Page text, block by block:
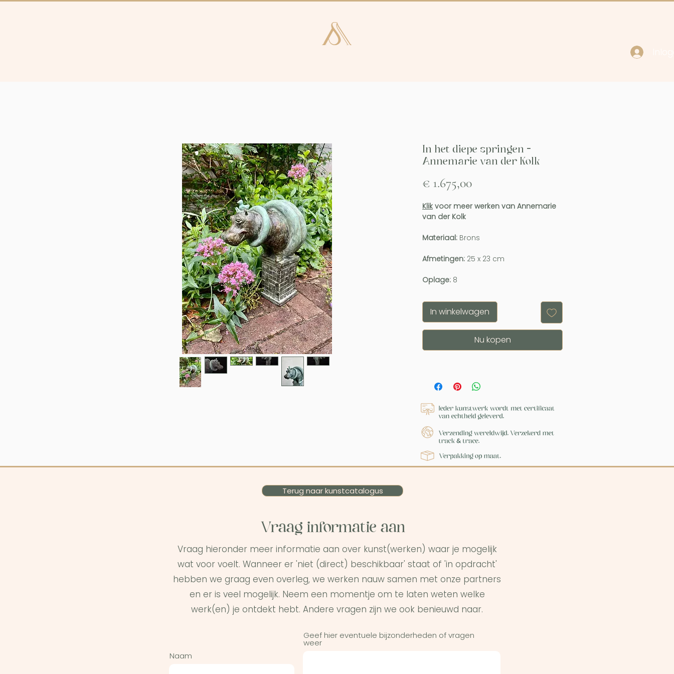
In het diepe springen -
Annemarie van der Kolk
€ 1.675,00Prijs
Klik voor meer werken van Annemarie
van der Kolk
Materiaal: Brons
Afmetingen: 25 x 23 cm
Oplage: 8
In winkelwagen
Nu kopen
Terug naar kunstcatalogus
Vraag informatie aan
Vraag hieronder meer informatie aan over kunst(werken) waar je mogelijk
wat voor voelt. Wanneer er 'niet (direct) beschikbaar' staat of 'in opdracht'
hebben we graag even overleg, we werken nauw samen met onze partners
en er is veel mogelijk. Neem een momentje om te laten weten welke
werk(en) je ontdekt hebt. Andere vragen zijn we ook benieuwd naar.
Naam
Geef hier eventuele bijzonderheden of vragen
weer